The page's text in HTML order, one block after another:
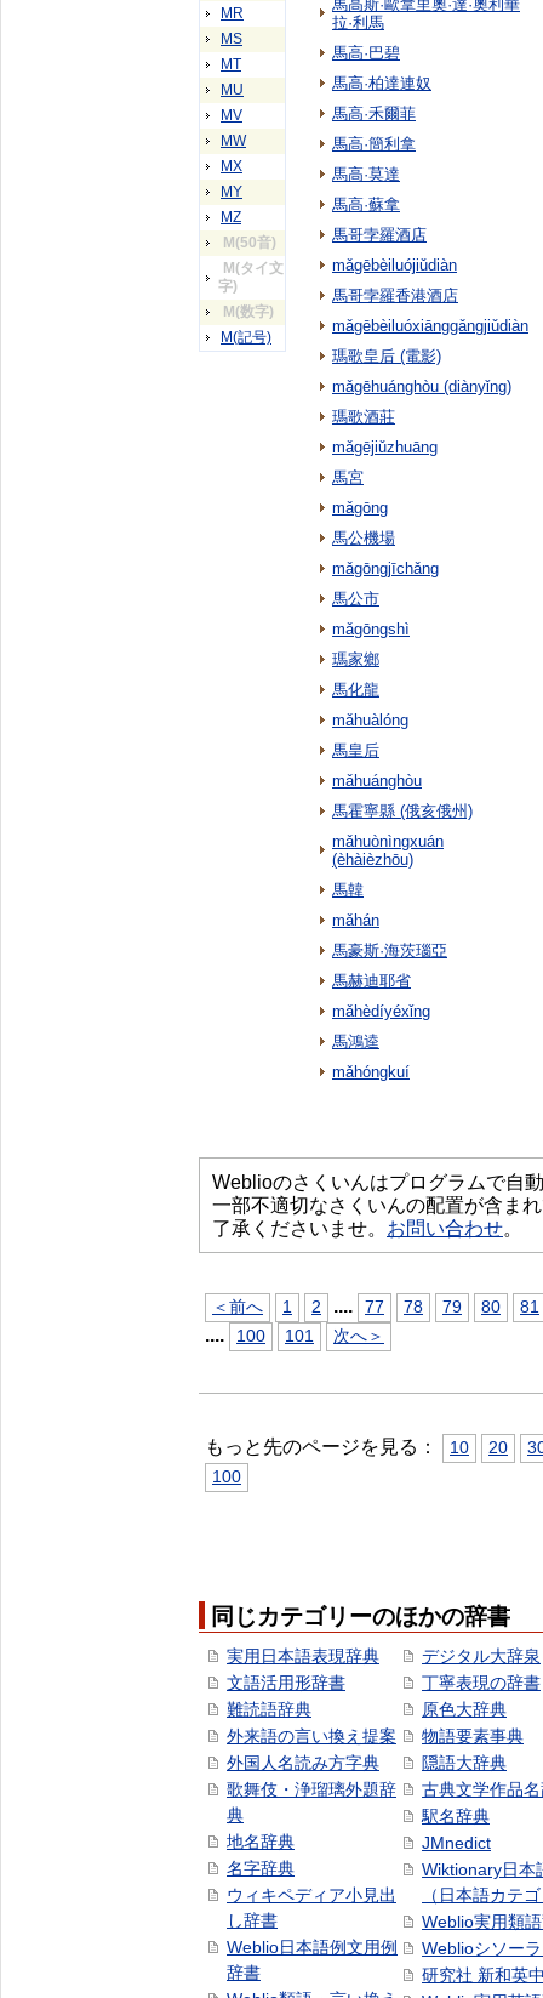
MR
MS
MT
MU
MV
MW
MX
MY
MZ
M(50音)
M(タイ文
字)
M(数字)
M(記号)
馬高斯·歐拿里奧·達·奧利華
拉·利馬
馬高·巴碧
馬高·柏達連奴
馬高·禾爾菲
馬高·簡利拿
馬高·莫達
馬高·蘇拿
馬哥孛羅酒店
mǎgēbèiluójiǔdiàn
馬哥孛羅香港酒店
mǎgēbèiluóxiānggǎngjiǔdiàn
瑪歌皇后 (電影)
mǎgēhuánghòu (diànyǐng)
瑪歌酒莊
mǎgējiǔzhuāng
馬宮
mǎgōng
馬公機場
mǎgōngjīchǎng
馬公市
mǎgōngshì
瑪家鄉
馬化龍
mǎhuàlóng
馬皇后
mǎhuánghòu
馬霍寧縣 (俄亥俄州)
mǎhuònìngxuán
(èhàièzhōu)
馬韓
mǎhán
馬豪斯·海茨瑙亞
馬赫迪耶省
mǎhèdíyéxǐng
馬鴻逵
mǎhóngkuí
Weblioのさくいんはプログラムで自
一部不適切なさくいんの配置が含ま
了承くださいませ。 お問い合わせ。
＜前へ 1 2 .... 77 78 79 80 81
.... 100 101 次へ＞
もっと先のページを見る： 10 20
100
同じカテゴリーのほかの辞書
実用日本語表現辞典
文語活用形辞書
難読語辞典
外来語の言い換え提案
外国人名読み方字典
歌舞伎・浄瑠璃外題辞
典
地名辞典
名字辞典
ウィキペディア小見出
し辞書
Weblio日本語例文用例
辞書
デジタル大辞泉
丁寧表現の辞書
原色大辞典
物語要素事典
隠語大辞典
古典文学作品
駅名辞典
JMnedict
Wiktionary日本
（日本語カテ
Weblio実用類
Weblioシソー
研究社 新和英